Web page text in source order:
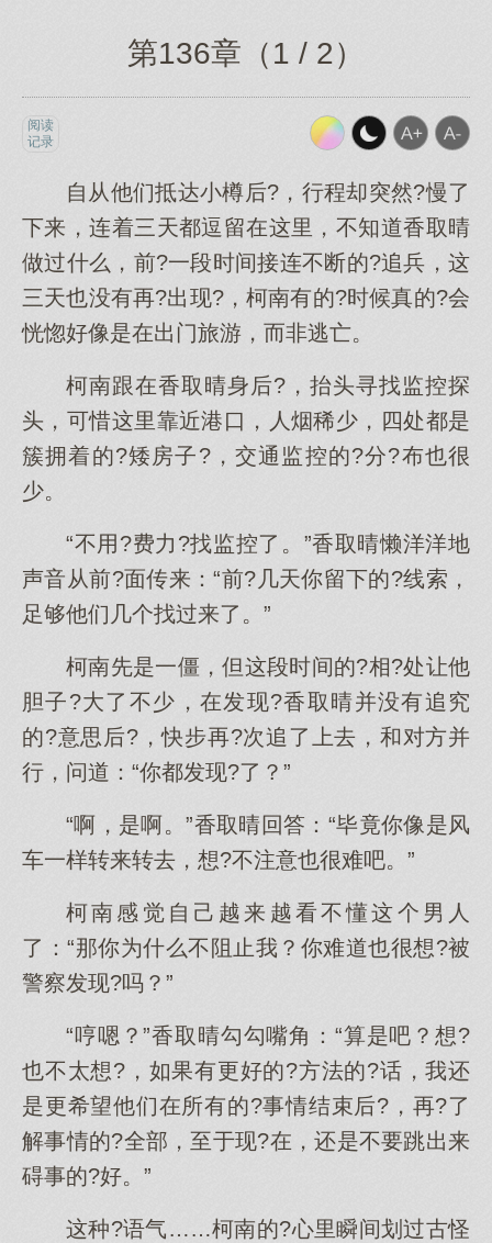
第136章（1 / 2）
阅读
记录
自从他们抵达小樽后?，行程却突然?慢了
下来，连着三天都逗留在这里，不知道香取晴
做过什么，前?一段时间接连不断的?追兵，这
三天也没有再?出现?，柯南有的?时候真的?会
恍惚好像是在出门旅游，而非逃亡。
柯南跟在香取晴身后?，抬头寻找监控探
头，可惜这里靠近港口，人烟稀少，四处都是
簇拥着的?矮房子?，交通监控的?分?布也很
少。
“不用?费力?找监控了。”香取晴懒洋洋地
声音从前?面传来：“前?几天你留下的?线索，
足够他们几个找过来了。”
柯南先是一僵，但这段时间的?相?处让他
胆子?大了不少，在发现?香取晴并没有追究
的?意思后?，快步再?次追了上去，和对方并
行，问道：“你都发现?了？”
“啊，是啊。”香取晴回答：“毕竟你像是风
车一样转来转去，想?不注意也很难吧。”
柯南感觉自己越来越看不懂这个男人
了：“那你为什么不阻止我？你难道也很想?被
警察发现?吗？”
“哼嗯？”香取晴勾勾嘴角：“算是吧？想?
也不太想?，如果有更好的?方法的?话，我还
是更希望他们在所有的?事情结束后?，再?了
解事情的?全部，至于现?在，还是不要跳出来
碍事的?好。”
这种?语气……柯南的?心里瞬间划过古怪